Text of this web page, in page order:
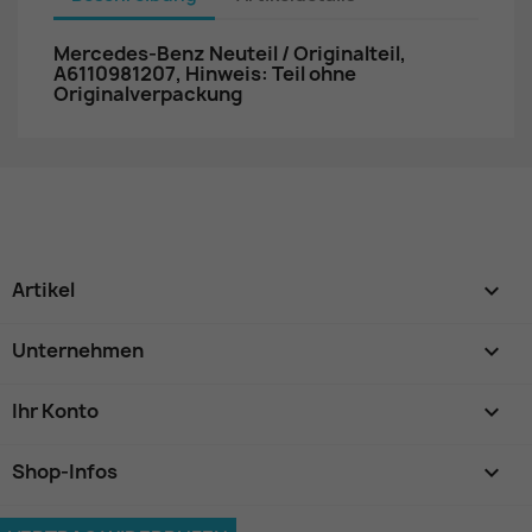
Mercedes-Benz Neuteil / Originalteil,
A6110981207, Hinweis: Teil ohne
Originalverpackung
Artikel 
Unternehmen 
Ihr Konto 
Shop-Infos keyboard_arrow_down